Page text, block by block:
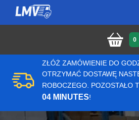
0
ZŁÓŻ ZAMÓWIENIE DO
OTRZYMAĆ DOSTAWĘ
ROBOCZEGO. POZOSTAŁO
04 MINUTES!